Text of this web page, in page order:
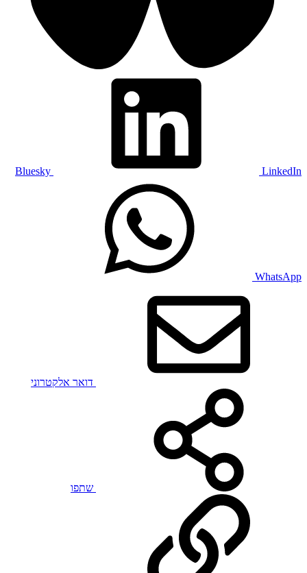
Bluesky LinkedIn
WhatsApp
דואר אלקטרוני
שתפו